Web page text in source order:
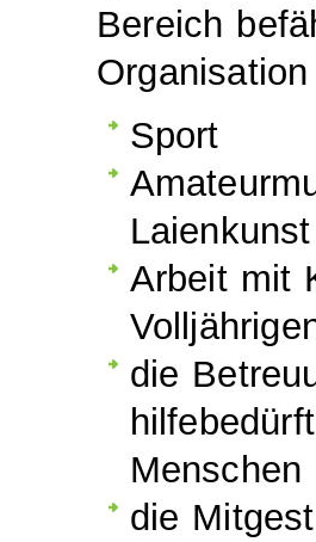
Bereich
Sport
Laienkunst
Arbeit mit
die
Menschen
die